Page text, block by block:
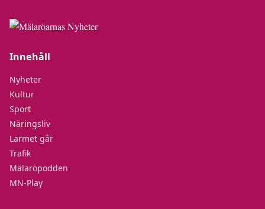
Innehåll
Nyheter
Kultur
Sport
Näringsliv
Larmet går
Trafik
Mälaröpodden
MN-Play